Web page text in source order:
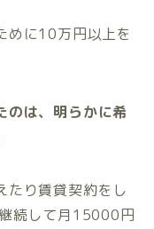
めに10万円以上を
のは、明らかに希
たり賃貸契約をし
続して月15000円